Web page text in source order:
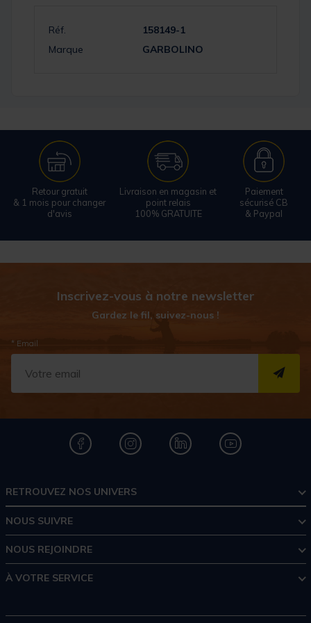
Réf.
158149-1
Marque
GARBOLINO
Retour gratuit
& 1 mois pour changer
d'avis
Livraison en magasin et
point relais
100% GRATUITE
Paiement
sécurisé CB
& Paypal
Inscrivez-vous à notre newsletter
Gardez le fil, suivez-nous !
* Email
RETROUVEZ NOS UNIVERS
NOUS SUIVRE
NOUS REJOINDRE
À VOTRE SERVICE